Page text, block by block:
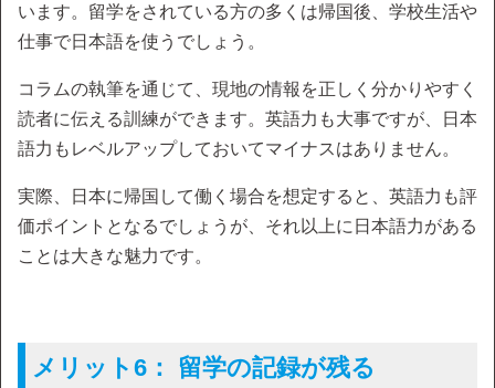
います。留学をされている方の多くは帰国後、学校生活や
仕事で日本語を使うでしょう。
コラムの執筆を通じて、現地の情報を正しく分かりやすく
読者に伝える訓練ができます。英語力も大事ですが、日本
語力もレベルアップしておいてマイナスはありません。
実際、日本に帰国して働く場合を想定すると、英語力も評
価ポイントとなるでしょうが、それ以上に日本語力がある
ことは大きな魅力です。
メリット6： 留学の記録が残る